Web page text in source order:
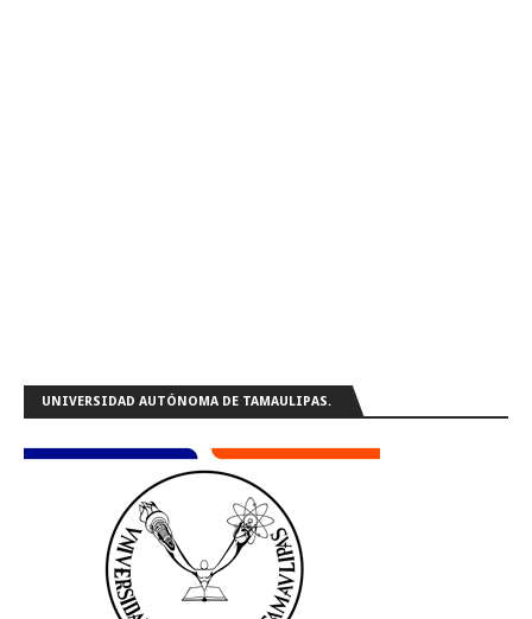
UNIVERSIDAD AUTÓNOMA DE TAMAULIPAS.